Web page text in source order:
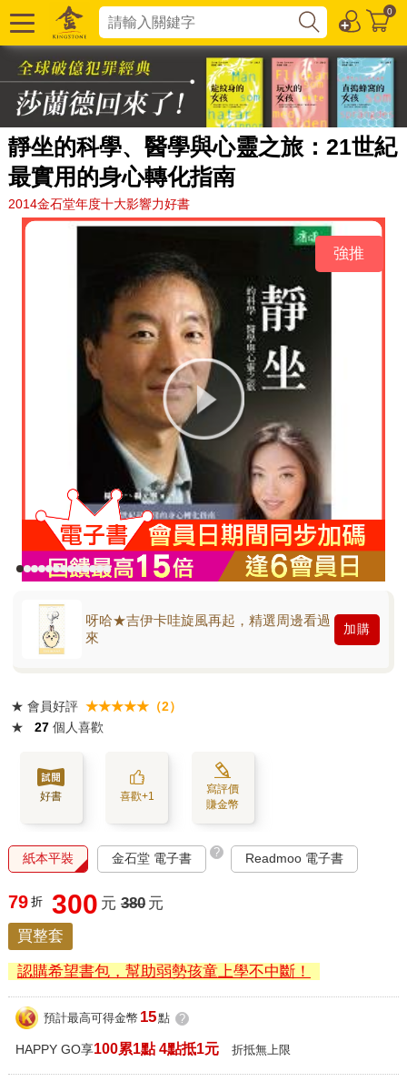
0
靜坐的科學、醫學與心靈之旅：21世紀
最實用的身心轉化指南
2014金石堂年度十大影響力好書
強推
呀哈★吉伊卡哇旋風再起，精選周邊看過
來
加購
★ 會員好評 ★★★★★（2）
★
27 個人喜歡
好書 喜歡+1
寫評價
賺金幣
紙本平裝 金石堂 電子書 ? Readmoo 電子書
79 折 300 元 380 元
買整套
認購希望書包，幫助弱勢孩童上學不中斷！
預計最高可得金幣 15點 ?
HAPPY GO享100累1點 4點抵1元 折抵無上限